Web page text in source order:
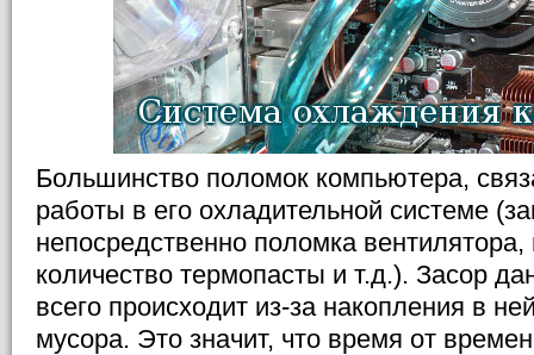
Большинство поломок компьютера,
работы в его охладительной системе
непосредственно поломка вентилятора,
количество термопасты и т.д.). Засор
всего происходит из-за накопления в
мусора. Это значит, что время от